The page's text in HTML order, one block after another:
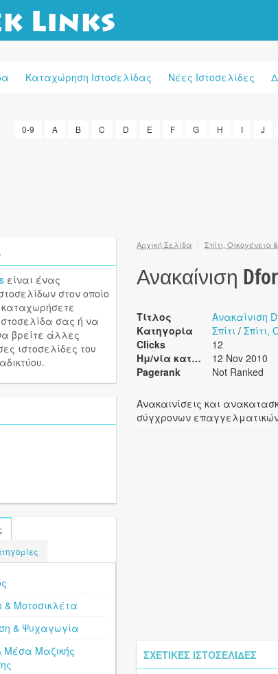
Καταχώρηση Ιστοσελίδας Νέες Ιστοσελίδες
0-9 A B C D E F G H I J
είναι ένας
στον οποίο
σας ή να
βρείτε άλλες
ιστοσελίδες του
& Μοτοσικλέτα
& Ψυχαγωγία
Μέσα Μαζικής
Αρχική Σελίδα / Σπίτι, Οικογένεια
Ανακαίνιση
Τίτλος
Ανακαίνιση
Κατηγορία
Σπίτι / Σπίτι,
Clicks
12
Ημ/νία καταχώρησης
12 Nov 2010
Pagerank
Not Ranked
Ανακαινίσεις και
σύγχρονων
ΣΧΕΤΙΚΈΣ ΙΣΤΟΣΕΛΊΔΕΣ